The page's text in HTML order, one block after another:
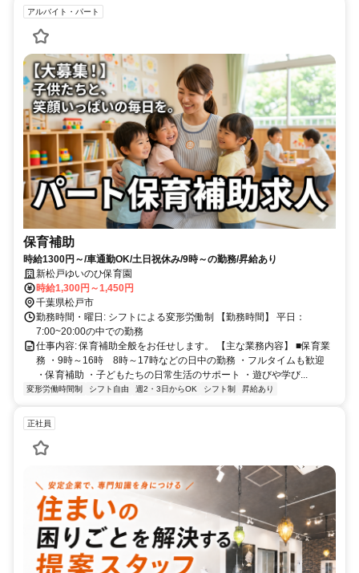
アルバイト・パート
保育補助
時給1300円～/車通勤OK/土日祝休み/9時～の勤務/昇給あり
新松戸ゆいのひ保育園
時給1,300円～1,450円
千葉県松戸市
勤務時間・曜日: シフトによる変形労働制 【勤務時間】 平日：
7:00~20:00の中での勤務
仕事内容: 保育補助全般をお任せします。 【主な業務内容】 ■保育業
務 ・9時～16時 8時～17時などの日中の勤務 ・フルタイムも歓迎
・保育補助 ・子どもたちの日常生活のサポート ・遊びや学び...
変形労働時間制 シフト自由 週2・3日からOK シフト制 昇給あり
正社員